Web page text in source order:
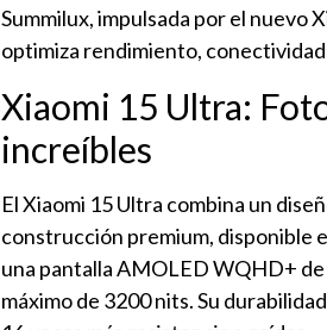
Summilux, impulsada por el nuevo
optimiza rendimiento,
Xiaomi 15 Ultra:
increíbles
El Xiaomi 15 Ultra combina un
construcción premium, disponible
una pantalla AMOLED WQHD+
máximo de 3200 nits. Su